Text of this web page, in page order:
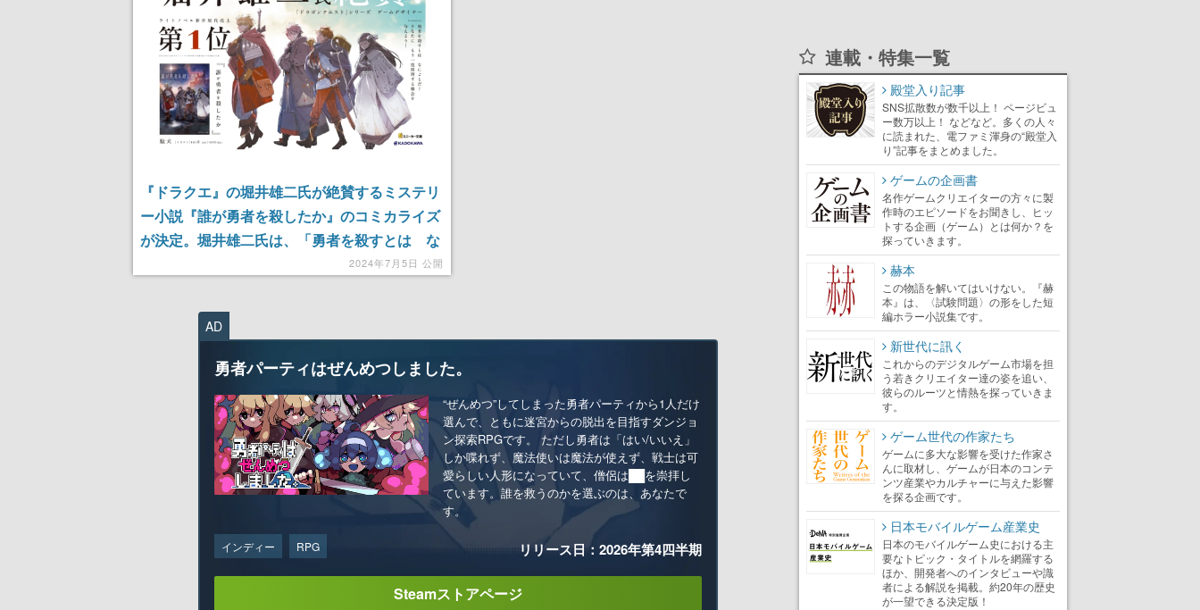
『ドラクエ』の堀井雄二氏が絶賛するミステリ
ー小説『誰が勇者を殺したか』のコミカライズ
が決定。堀井雄二氏は、「勇者を殺すとは な
にごとだ！」とコメントを寄せる。人類を脅か
死の真相を探る
2024年7月5日 公開
AD
勇者パーティはぜんめつしました。
“ぜんめつ”してしまった勇者パーティから1人だけ
選んで、ともに迷宮からの脱出を目指すダンジョ
ン探索RPGです。 ただし勇者は「はい/いいえ」
しか喋れず、魔法使いは魔法が使えず、戦士は可
愛らしい人形になっていて、僧侶は██を崇拝し
ています。誰を救うのかを選ぶのは、あなたで
す。
インディー RPG リリース日：2026年第4四半期
Steamストアページ
連載・特集一覧
殿堂入り記事
SNS拡散数が数千以上！ ページビュ
ー数万以上！ などなど。多くの人々
に読まれた、電ファミ渾身の“殿堂入
り”記事をまとめました。
ゲームの企画書
名作ゲームクリエイターの方々に製
作時のエピソードをお聞きし、ヒッ
トする企画（ゲーム）とは何か？を
探っていきます。
赫本
この物語を解いてはいけない。『赫
本』は、〈試験問題〉の形をした短
編ホラー小説集です。
新世代に訊く
これからのデジタルゲーム市場を担
う若きクリエイター達の姿を追い、
彼らのルーツと情熱を探っていきま
す。
ゲーム世代の作家たち
ゲームに多大な影響を受けた作家さ
んに取材し、ゲームが日本のコンテ
ンツ産業やカルチャーに与えた影響
を探る企画です。
日本モバイルゲーム産業史
日本のモバイルゲーム史における主
要なトピック・タイトルを網羅する
ほか、開発者へのインタビューや識
者による解説を掲載。約20年の歴史
が一望できる決定版！